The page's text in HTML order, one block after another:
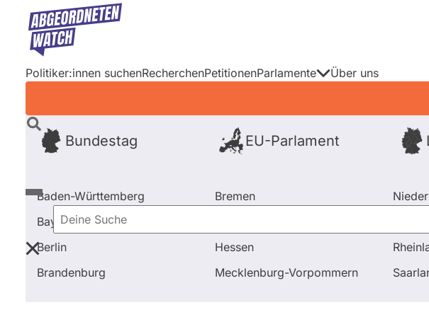
Direkt
Inhalt
Politiker:innen suchenRecherchenPetitionenParlamente
Bundestag EU-Parlament
Baden-Württemberg
Bayern
Berlin
Brandenburg
Bremen
Hessen
Mecklenburg-Vorpommern
Über uns
Deine
Suche
Startseite Frage stellen Astrid Freudenstein